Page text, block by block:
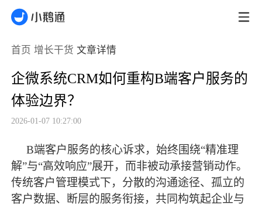
首页 增长干货 文章详情
企微系统CRM如何重构B端客户服务的
体验边界？
2026-01-07 10:27:00
B端客户服务的核心诉求，始终围绕“精准理
解”与“高效响应”展开，而非被动承接营销动作。
传统客户管理模式下，分散的沟通途径、孤立的
客户数据、断层的服务衔接，共同构筑起企业与